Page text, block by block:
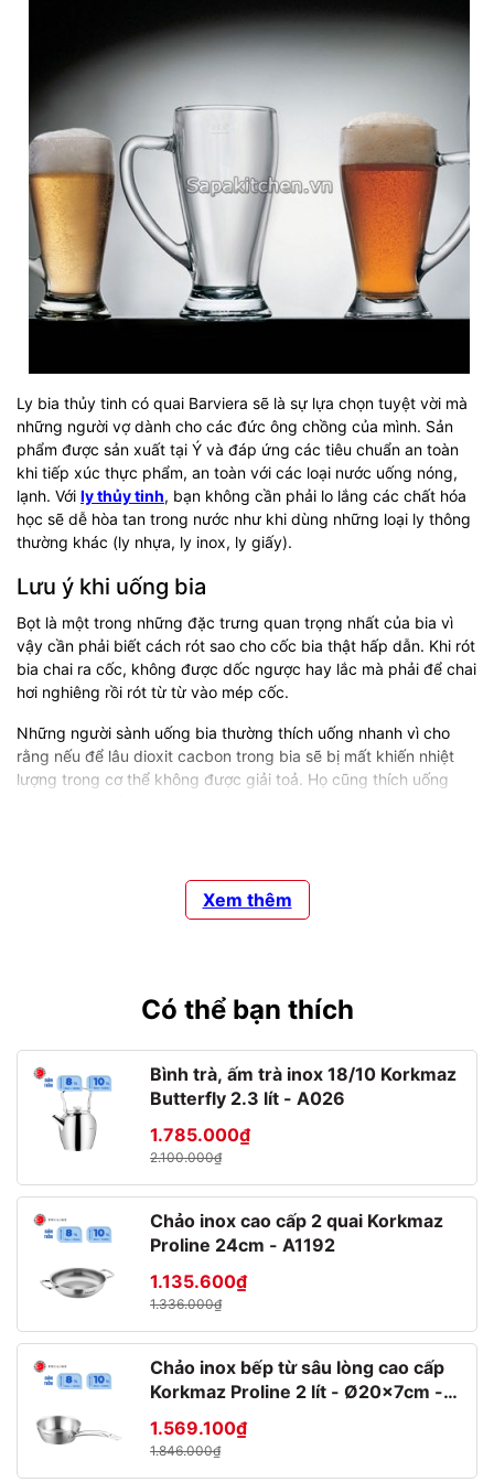
Ly bia thủy tinh có quai Barviera sẽ là sự lựa chọn tuyệt vời mà
những người vợ dành cho các đức ông chồng của mình. Sản
phẩm được sản xuất tại Ý và đáp ứng các tiêu chuẩn an toàn
khi tiếp xúc thực phẩm, an toàn với các loại nước uống nóng,
lạnh. Với ly thủy tinh, bạn không cần phải lo lắng các chất hóa
học sẽ dễ hòa tan trong nước như khi dùng những loại ly thông
thường khác (ly nhựa, ly inox, ly giấy).
Lưu ý khi uống bia
Bọt là một trong những đặc trưng quan trọng nhất của bia vì
vậy cần phải biết cách rót sao cho cốc bia thật hấp dẫn. Khi rót
bia chai ra cốc, không được dốc ngược hay lắc mà phải để chai
hơi nghiêng rồi rót từ từ vào mép cốc.
Những người sành uống bia thường thích uống nhanh vì cho
rằng nếu để lâu dioxit cacbon trong bia sẽ bị mất khiến nhiệt
lượng trong cơ thể không được giải toả. Họ cũng thích uống
Được thành lập từ năm 1825,Bormioli Roccocó trụ sở chính
tại Fidenza (Ý) và nhiều nhà máy, cơ sở ở các nước như Tây
Ban Nha, Pháp, Mỹ,…Quy mô hoạt động gồm 9 nhà máy sản
xuất, văn phòng chính đặt tại 3 châu lục và xuất khẩu sang hơn
100 quốc gia trên thế giới.
sang trọng, sành điệu của Ý và không ngừng cập nhật những
tiến bộ khoa học về công nghệ cũng như thiết kế sản phẩm.
Thương hiệu đáp ứng hầu hết các nhu cầu về
cốc,bát đĩa
của ngành dược phẩm, mỹ phẩm, thực phẩm và
Xem thêm
Có thể bạn thích
Bình trà, ấm trà inox 18/10 Korkmaz
Butterfly 2.3 lít - A026
1.785.000₫
2.100.000₫
Chảo inox cao cấp 2 quai Korkmaz
Proline 24cm - A1192
1.135.600₫
1.336.000₫
Chảo inox bếp từ sâu lòng cao cấp
Korkmaz Proline 2 lít - Ø20x7cm -
A1175
1.569.100₫
1.846.000₫